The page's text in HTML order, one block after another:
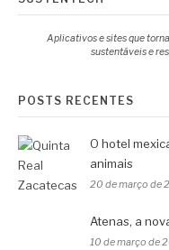
Aplicativos e sites que
sustentáveis e
POSTS RECENTES
O hotel
animais
20 de março de
Atenas, a
10 de março de